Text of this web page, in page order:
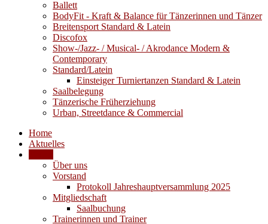
Ballett
BodyFit - Kraft & Balance für Tänzerinnen und Tänzer
Breitensport Standard & Latein
Discofox
Show-/Jazz- / Musical- / Akrodance Modern &
Contemporary
Standard/Latein
Einsteiger Turniertanzen Standard & Latein
Saalbelegung
Tänzerische Früherziehung
Urban, Streetdance & Commercial
Home
Aktuelles
Über uns
Vorstand
Protokoll Jahreshauptversammlung 2025
Mitgliedschaft
Saalbuchung
Trainerinnen und Trainer